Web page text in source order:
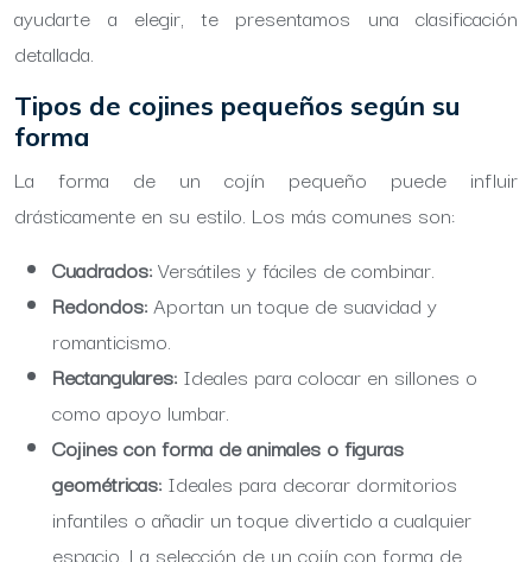
ayudarte a elegir, te presentamos una clasificación
detallada.
Tipos de cojines pequeños según su
forma
La forma de un cojín pequeño puede influir
drásticamente en su estilo. Los más comunes son:
Cuadrados:Versátiles y fáciles de combinar.
Redondos:Aportan un toque de suavidad y
romanticismo.
Rectangulares: Ideales para colocar en sillones o
como apoyo lumbar.
Cojines con forma de animales o figuras
geométricas: Ideales para decorar dormitorios
infantiles o añadir un toque divertido a cualquier
espacio. La selección de un cojín con forma de